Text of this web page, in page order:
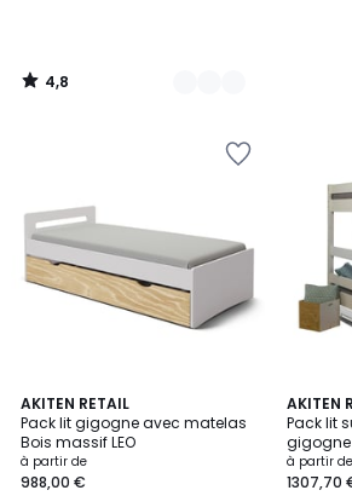
4,8
/
AKITEN RETAIL
Pack lit gigogne avec matelas
Bois massif LEO
à partir de
988,00 €
3
Couleurs
AKITEN
Pack lit
à partir de
1307,70
4